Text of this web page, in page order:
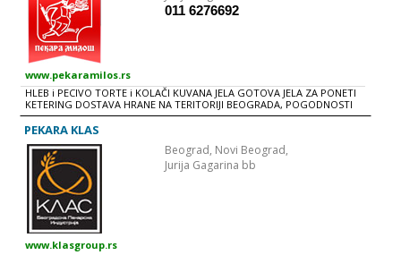
011 6276692
www.pekaramilos.rs
HLEB i PECIVO TORTE i KOLAČI KUVANA JELA GOTOVA JELA ZA PONETI
KETERING DOSTAVA HRANE NA TERITORIJI BEOGRADA, POGODNOSTI
ZA FIRME
PEKARA KLAS
Beograd, Novi Beograd,
Jurija Gagarina bb
www.klasgroup.rs